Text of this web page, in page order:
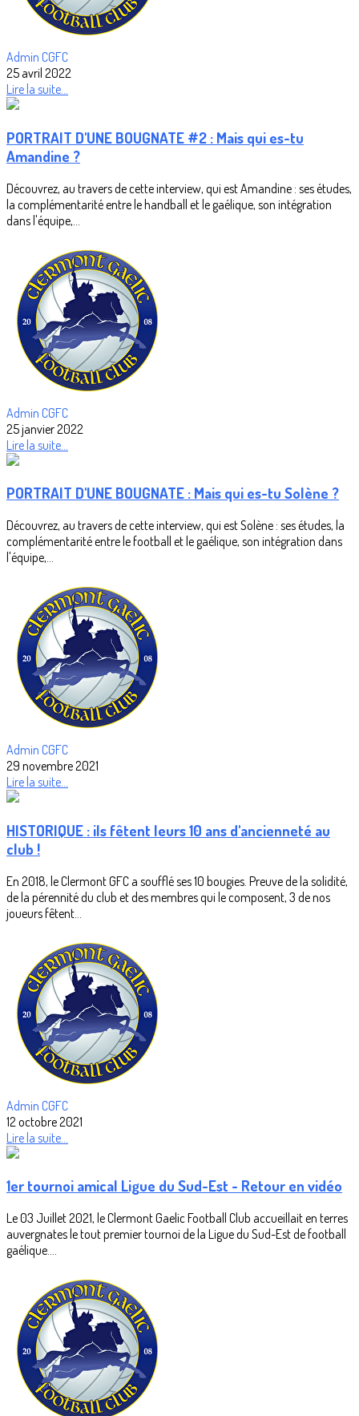
Admin CGFC
25 avril 2022
Lire la suite...
PORTRAIT D'UNE BOUGNATE #2 : Mais qui es-tu
Amandine ?
Découvrez, au travers de cette interview, qui est Amandine : ses études,
la complémentarité entre le handball et le gaélique, son intégration
dans l'équipe,...
Admin CGFC
25 janvier 2022
Lire la suite...
PORTRAIT D'UNE BOUGNATE : Mais qui es-tu Solène ?
Découvrez, au travers de cette interview, qui est Solène : ses études, la
complémentarité entre le football et le gaélique, son intégration dans
l'équipe,...
Admin CGFC
29 novembre 2021
Lire la suite...
HISTORIQUE : ils fêtent leurs 10 ans d'ancienneté au
club !
En 2018, le Clermont GFC a soufflé ses 10 bougies. Preuve de la solidité,
de la pérennité du club et des membres qui le composent, 3 de nos
joueurs fêtent...
Admin CGFC
12 octobre 2021
Lire la suite...
1er tournoi amical Ligue du Sud-Est - Retour en vidéo
Le 03 Juillet 2021, le Clermont Gaelic Football Club accueillait en terres
auvergnates le tout premier tournoi de la Ligue du Sud-Est de football
gaélique....